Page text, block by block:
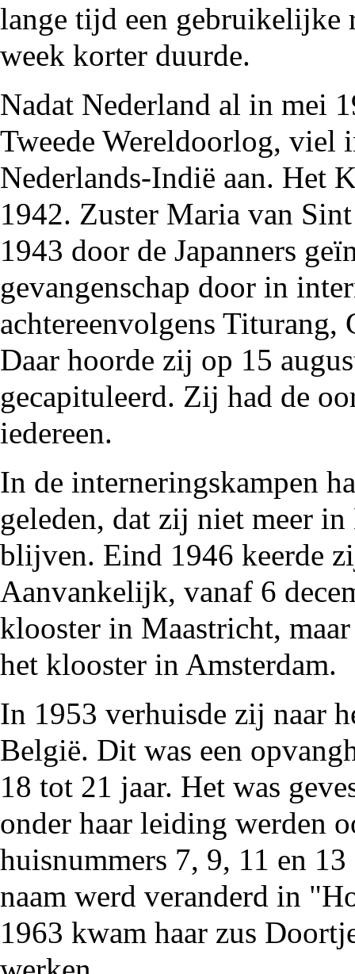
lange tijd een gebruikelijke
week korter duurde.
Nadat Nederland al in mei
Tweede Wereldoorlog, viel
Nederlands-Indië aan. Het
1942. Zuster Maria van
1943 door de Japanners
gevangenschap door in
achtereenvolgens
Daar hoorde zij op 15
gecapituleerd. Zij had de
iedereen.
In de interneringskampen
geleden, dat zij niet meer
blijven. Eind 1946 keerde
Aanvankelijk, vanaf 6
klooster in Maastricht,
het klooster in Amsterdam.
In 1953 verhuisde zij naar
België. Dit was een
18 tot 21 jaar. Het was
onder haar leiding werden
huisnummers 7, 9, 11 en
naam werd veranderd in
1963 kwam haar zus